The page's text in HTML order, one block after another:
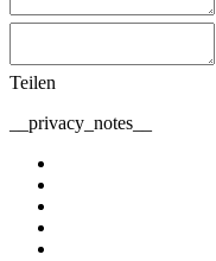
Teilen
__privacy_notes__